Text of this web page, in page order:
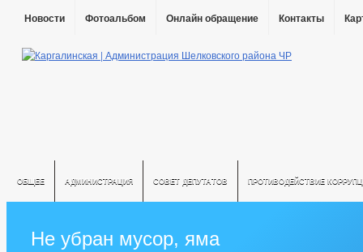
Новости Фотоальбом Онлайн обращение Контакты
ОБЩЕЕ АДМИНИСТРАЦИЯ СОВЕТ ДЕПУТАТОВ ПРОТИВОДЕЙСТВИЕ
Не убран мусор, яма